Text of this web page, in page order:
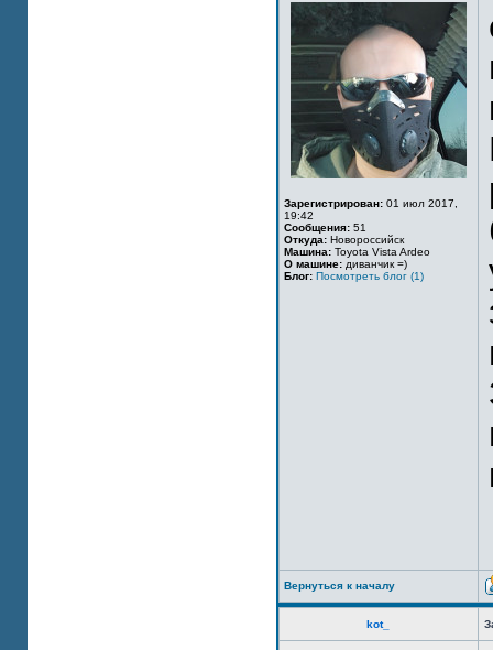
Зарегистрирован: 01 июл 2017,
19:42
Сообщения: 51
Откуда: Новороссийск
Машина: Toyota Vista Ardeo
О машине: диванчик =)
Блог: Посмотреть блог (1)
Вернуться к началу
kot_